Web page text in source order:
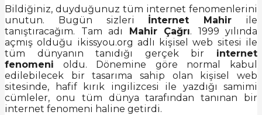
Bildiğiniz, duyduğunuz tüm internet fenomenlerini
unutun. Bugün sizleri İnternet Mahir ile
tanıştıracağım. Tam adı Mahir Çağrı. 1999 yılında
açmış olduğu ikissyou.org adlı kişisel web sitesi ile
tüm dünyanın tanıdığı gerçek bir internet
fenomeni oldu. Dönemine göre normal kabul
edilebilecek bir tasarıma sahip olan kişisel web
sitesinde, hafif kırık ingilizcesi ile yazdığı samimi
cümleler, onu tüm dünya tarafından tanınan bir
internet fenomeni haline getirdi.